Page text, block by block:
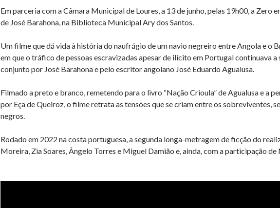
Em parceria com a Câmara Municipal de Loures, a 13 de junho, pelas 19h00, a Zero
de José Barahona, na Biblioteca Municipal Ary dos Santos.
Um filme que dá vida à história do naufrágio de um navio negreiro entre Angola e o
em que o tráfico de pessoas escravizadas apesar de ilícito em Portugal continuava
conjunto por José Barahona e pelo escritor angolano José Eduardo Agualusa.
Filmado a preto e branco, remetendo para o livro “Nação Crioula” de Agualusa e a
por Eça de Queiroz, o filme retrata as tensões que se criam entre os sobreviventes,
negros.
Rodado em 2022 na costa portuguesa, a segunda longa-metragem de ficção do
Moreira, Zia Soares, Ângelo Torres e Miguel Damião e, ainda, com a participação